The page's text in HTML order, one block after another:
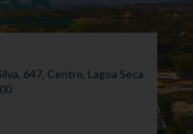
647, Centro, Lagoa Seca